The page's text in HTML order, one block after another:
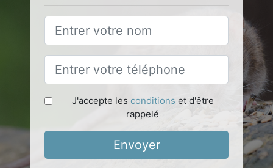
J'accepte les conditions et d'être
rappelé
Envoyer